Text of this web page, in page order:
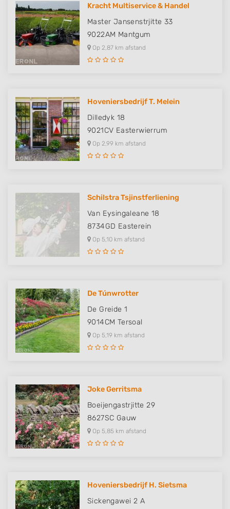
Kracht Multiservice & Handel
Master Jansenstrjitte 33
9022AM Mantgum
Op 2,87 km afstand
Hoveniersbedrijf T. Melein
Dilledyk 18
9021CV Easterwierrum
Op 2,99 km afstand
Schilstra Tsjinstferliening
Van Eysingaleane 18
8734GD Easterein
Op 5,10 km afstand
De Túnwrotter
De Greide 1
9014CM Tersoal
Op 5,19 km afstand
Joke Gerritsma
Boeijengastrjitte 29
8627SC Gauw
Op 5,85 km afstand
Hoveniersbedrijf H. Sietsma
Sickengawei 2 A